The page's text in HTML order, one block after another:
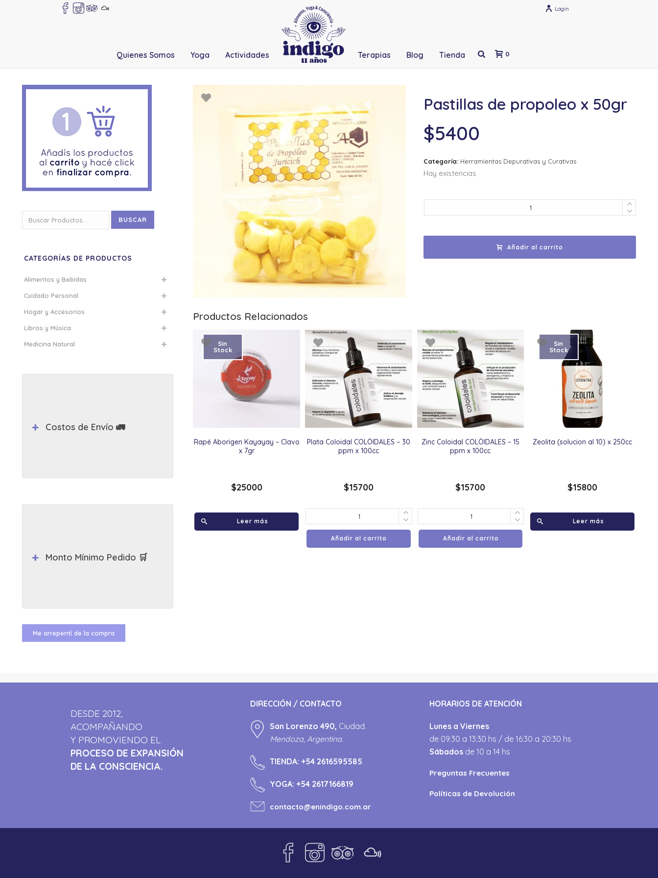
Login
Quienes Somos Yoga Actividades Terapias Blog Tienda 0
Pastillas de propoleo x 50gr
$5400
Categoría: Herramientas Depurativas y Curativas
Hay existencias
Añadir al carrito
Productos Relacionados
Rapé Aborigen Kayayay – Clavo
x 7gr
Sin
Stock
$25000
Leer más
Plata Coloidal COLÖIDALES – 30
ppm x 100cc
$15700
Añadir al carrito
Zinc Coloidal COLÖIDALES – 15
ppm x 100cc
$15700
Añadir al carrito
Zeolita (solucion al 10) x 250cc
Sin
Stock
$15800
Leer más
por:
BUSCAR
CATEGORÍAS DE PRODUCTOS
Alimentos y Bebidas
Cuidado Personal
Hogar y Accesorios
Libros y Música
Medicina Natural
Costos de Envío 🚛
Monto Mínimo Pedido 🛒
Me arrepentí de la compra
DESDE 2012,
ACOMPAÑANDO
Y PROMOVIENDO EL
PROCESO DE EXPANSIÓN
DE LA CONSCIENCIA.
DIRECCIÓN / CONTACTO
San Lorenzo 490, Ciudad.
Mendoza, Argentina.
TIENDA: +54 2616595585
YOGA: +54 2617166819
contacto@enindigo.com.ar
HORARIOS DE ATENCIÓN
Lunes a Viernes
de 09:30 a 13:30 hs / de 16:30 a 20:30 hs
Sábados de 10 a 14 hs
Preguntas Frecuentes
Políticas de Devolución